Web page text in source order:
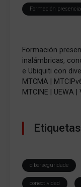
Formación
Formación
inalámbricas,
e Ubiquiti con
MTCMA |
MTCINE | UEWA
Etiquetas
ciberseguridade
conectividad